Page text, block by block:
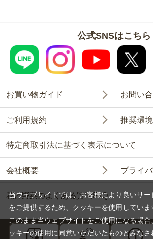
公式SNSはこちら
お買い物ガイド お問い
ご利用規約 推奨環境
特定商取引法に基づく表示について
会社概要 プライ
花と野菜のよくある質問FAQ
当ウェブサイトでは、お客様により良いサー
をご提供するため、クッキーを使用していま
このまま当ウェブサイトをご使用になる場合
ッキーの使用に同意いただいたものとみなさ